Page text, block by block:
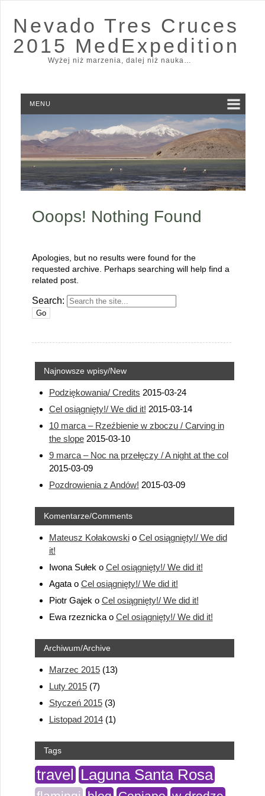
Nevado Tres Cruces
2015 MedExpedition
Wyżej niż marzenia, dalej niż nauka…
MENU
Ooops! Nothing Found
Apologies, but no results were found for the
requested archive. Perhaps searching will help find a
related post.
Search:
Najnowsze wpisy/New
Podziękowania/ Credits 2015-03-24
Cel osiągnięty!/ We did it! 2015-03-14
10 marca – Rzeźbienie w zboczu / Carving in
the slope 2015-03-10
9 marca – Noc na przełęczy / A night at the col
2015-03-09
Pozdrowienia z Andów! 2015-03-09
Komentarze/Comments
Mateusz Kołakowskio Cel osiągnięty!/ We did
it!
Iwona Sułek o Cel osiągnięty!/ We did it!
Agatao Cel osiągnięty!/ We did it!
Piotr Gajek o Cel osiągnięty!/ We did it!
Ewa rzeznickao Cel osiągnięty!/ We did it!
Archiwum/Archive
Marzec 2015(13)
Luty 2015(7)
Styczeń 2015(3)
Listopad 2014(1)
Tags
travel Laguna Santa Rosa